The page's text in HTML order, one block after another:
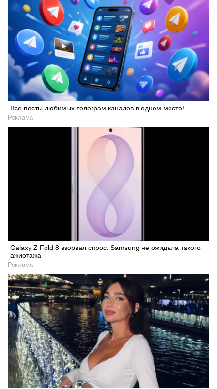
Все посты любимых телеграм каналов в одном месте!
Реклама
Galaxy Z Fold 8 взорвал спрос: Samsung не ожидала такого
ажиотажа
Реклама